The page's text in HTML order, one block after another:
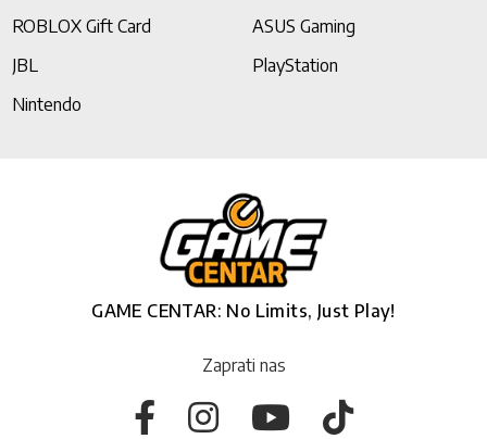
ROBLOX Gift Card
ASUS Gaming
JBL
PlayStation
Nintendo
GAME CENTAR: No Limits, Just Play!
Zaprati nas